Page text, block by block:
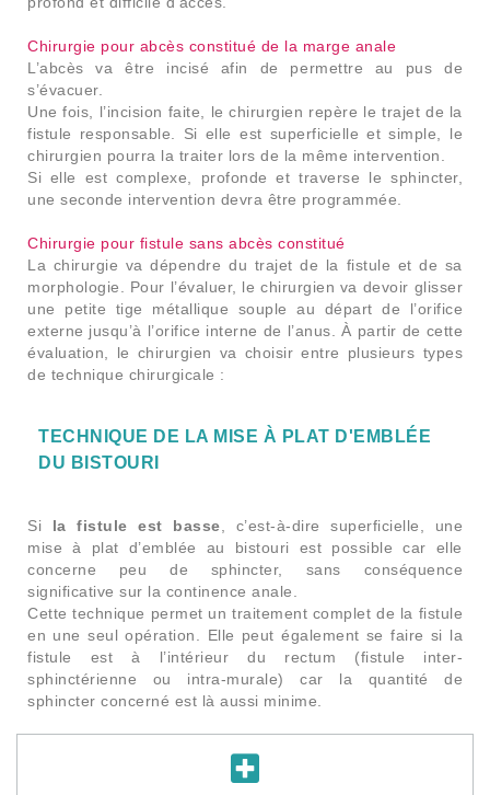
Chirurgie pour abcès constitué de la marge anale
L’abcès va être incisé afin de permettre au pus de
s’évacuer.
Une fois, l’incision faite, le chirurgien repère le trajet de la
fistule responsable. Si elle est superficielle et simple, le
chirurgien pourra la traiter lors de la même intervention.
Si elle est complexe, profonde et traverse le sphincter,
une seconde intervention devra être programmée.
Chirurgie pour fistule sans abcès constitué
La chirurgie va dépendre du trajet de la fistule et de sa
morphologie. Pour l’évaluer, le chirurgien va devoir glisser
une petite tige métallique souple au départ de l’orifice
externe jusqu’à l’orifice interne de l’anus. À partir de cette
évaluation, le chirurgien va choisir entre plusieurs types
de technique chirurgicale :
TECHNIQUE DE LA MISE À PLAT D'EMBLÉE
DU BISTOURI
Si la fistule est basse, c’est-à-dire superficielle, une
mise à plat d’emblée au bistouri est possible car elle
concerne peu de sphincter, sans conséquence
significative sur la continence anale.
Cette technique permet un traitement complet de la fistule
en une seul opération. Elle peut également se faire si la
fistule est à l’intérieur du rectum (fistule inter-
sphinctérienne ou intra-murale) car la quantité de
sphincter concerné est là aussi minime.